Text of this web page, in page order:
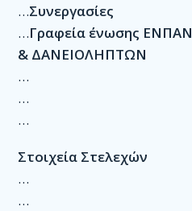
…Συνεργασίες
…Γραφεία ένωσης
& ΔΑΝΕΙΟΛΗΠΤΩΝ
…
…
…
Στοιχεία Στελεχών
…
…